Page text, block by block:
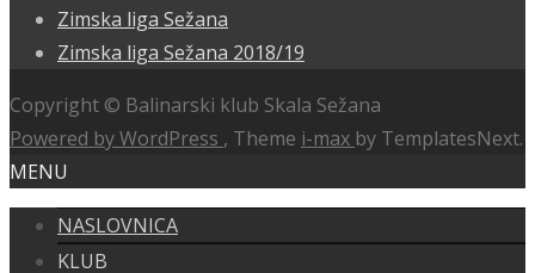
Zimska liga Sežana
Zimska liga Sežana 2018/19
Copyright © Balinarski klub Skala Sežana
Powered by WordPress , Theme i-max by TemplatesNext.
MENU
NASLOVNICA
KLUB